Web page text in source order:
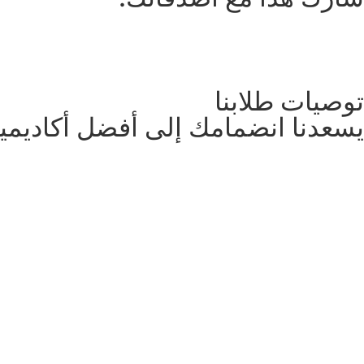
توصيات طلابنا
يسعدنا انضمامك إلى أفضل